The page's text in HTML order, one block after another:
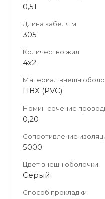
0,51
Длина кабеля м
305
Количество жил
4x2
Материал внешн
ПВХ (PVC)
Номин сечение
0,20
Сопротивление
5000
Цвет внешн оболочки
Серый
Способ прокладки